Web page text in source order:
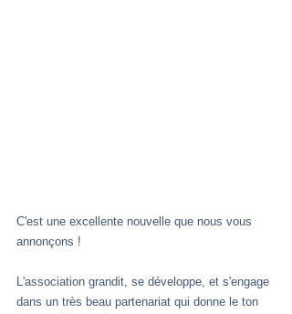
C'est une excellente nouvelle que nous vous
annonçons !
L'association grandit, se développe, et s'engage
dans un très beau partenariat qui donne le ton